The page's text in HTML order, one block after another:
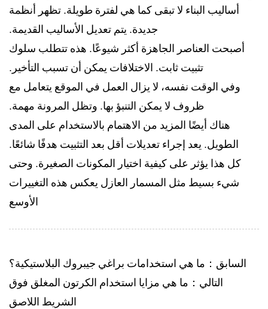
أساليب البناء لا تبقى كما هي لفترة طويلة. تظهر أنظمة
جديدة. يتم تعديل الأساليب القديمة.
أصبحت العناصر الجاهزة أكثر شيوعًا. هذه تتطلب سلوك
تثبيت ثابت. الاختلافات يمكن أن تسبب التأخير.
وفي الوقت نفسه، لا يزال العمل في الموقع يتعامل مع
ظروف لا يمكن التنبؤ بها. وتظل المرونة مهمة.
هناك أيضًا المزيد من الاهتمام بالاستخدام على المدى
الطويل. يعد إجراء تعديلات أقل بعد التثبيت هدفًا شائعًا.
كل هذا يؤثر على كيفية اختيار المكونات الصغيرة. وحتى
شيء بسيط مثل المسمار العازل يعكس هذه التغييرات
الأوسع
السابق：ما هي استخدامات براغي جيبروك البلاستيكية؟
التالي：ما هي مزايا استخدام الكرتون المغلق فوق
الشريط اللاصق